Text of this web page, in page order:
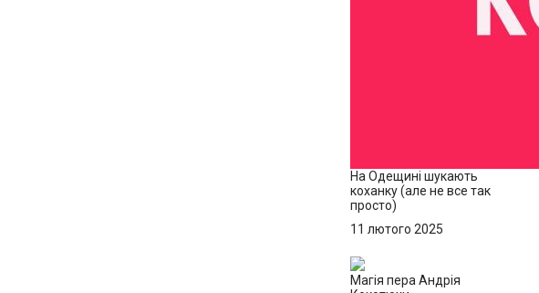
На Одещині шукають
коханку (але не все так
просто)
11 лютого 2025
Магія пера Андрія